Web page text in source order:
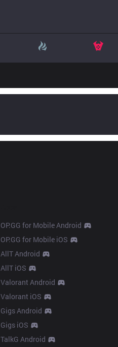
OP.GG for Mobile Android
OP.GG for Mobile iOS
AllT Android
AllT iOS
Valorant Android
Valorant iOS
Gigs Android
Gigs iOS
TalkG Android